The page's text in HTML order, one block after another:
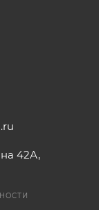
42А,